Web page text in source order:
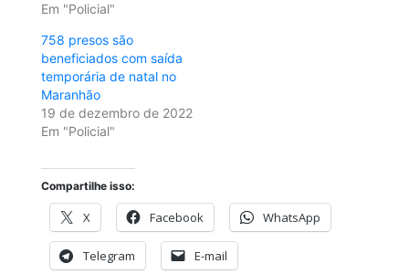
Em "Policial"
758 presos são
beneficiados com saída
temporária de natal no
Maranhão
19 de dezembro de 2022
Em "Policial"
Compartilhe isso:
X Facebook WhatsApp
Telegram E-mail